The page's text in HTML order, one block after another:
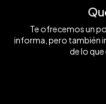
Te ofrecemos un
informa, pero también
de lo que